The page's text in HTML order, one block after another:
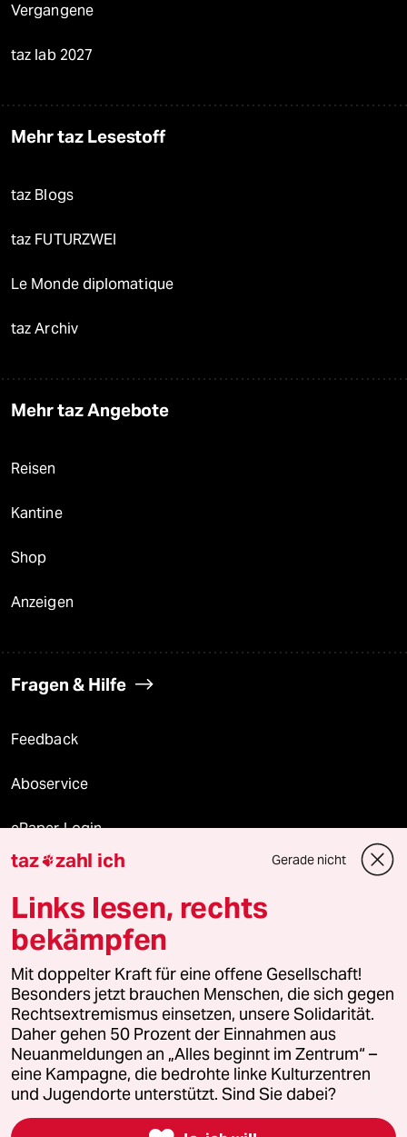
Vergangene
taz lab 2027
Mehr taz Lesestoff
taz Blogs
taz FUTURZWEI
Le Monde diplomatique
taz Archiv
Mehr taz Angebote
Reisen
Kantine
Shop
Anzeigen
Fragen & Hilfe
Feedback
Aboservice
ePaper Login
Downloads für Abonnierende
© 2026 taz Verlags und Vertriebs GmbH
Alle Rechte vorbehalten. Bei rechtlichen Fragen oder für Genehmigungen
wenden Sie sich bitte an
lizenzen@taz.de
Feedback Redaktionsstatut Kommune-Richtlinien
Leitlinie Informant Datenschutz Impressum AGB
Seitenwende Einwilligungen widerrufen (Ads)
taz zahl ich Gerade nicht
Links lesen, rechts
bekämpfen
Mit doppelter Kraft für eine offene Gesellschaft!
Besonders jetzt brauchen Menschen, die sich gegen
Rechtsextremismus einsetzen, unsere Solidarität.
Daher gehen 50 Prozent der Einnahmen aus
Neuanmeldungen an „Alles beginnt im Zentrum“ –
eine Kampagne, die bedrohte linke Kulturzentren
und Jugendorte unterstützt. Sind Sie dabei?